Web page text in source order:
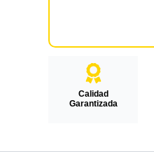
Calidad
Garantizada